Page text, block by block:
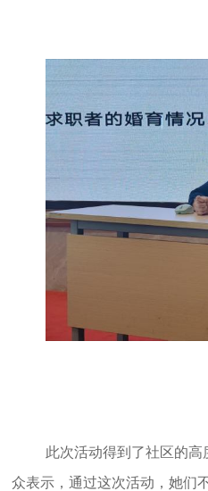
此次活动得到了社区的
众表示，通过这次活动，她们